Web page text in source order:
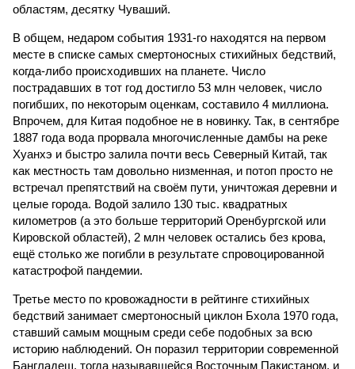
областям, десятку Чуваший.
В общем, недаром события 1931-го находятся на первом
месте в списке самых смертоносных стихийных бедствий,
когда-либо происходивших на планете. Число
пострадавших в тот год достигло 53 млн человек, число
погибших, по некоторым оценкам, составило 4 миллиона.
Впрочем, для Китая подобное не в новинку. Так, в сентябре
1887 года вода прорвала многочисленные дамбы на реке
Хуанхэ и быстро залила почти весь Северный Китай, так
как местность там довольно низменная, и потоп просто не
встречал препятствий на своём пути, уничтожая деревни и
целые города. Водой залило 130 тыс. квадратных
километров (а это больше территорий Оренбургской или
Кировской областей), 2 млн человек остались без крова,
ещё столько же погибли в результате спровоцированной
катастрофой пандемии.
Третье место по кровожадности в рейтинге стихийных
бедствий занимает смертоносный циклон Бхола 1970 года,
ставший самым мощным среди себе подобных за всю
историю наблюдений. Он поразил территории современной
Бангладеш, тогда называвшейся Восточным Пакистаном, и